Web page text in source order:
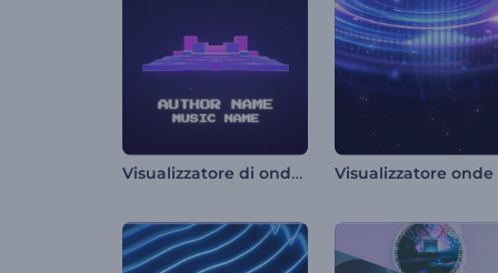
Visualizzatore di onde pixelate